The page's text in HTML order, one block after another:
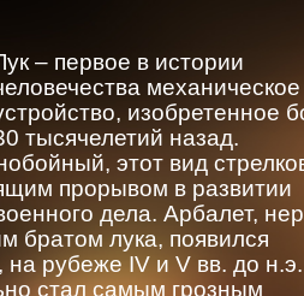
– первое в истории
механическое
изобретенное
тысячелетий назад.
этот вид
прорывом в развитии
дела. Арбалет,
братом лука, появился
на рубеже IV и V вв. до
стал самым грозным